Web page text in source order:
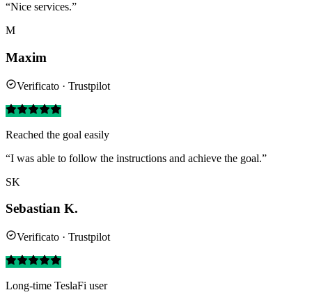
“Nice services.”
M
Maxim
Verificato · Trustpilot
Reached the goal easily
“I was able to follow the instructions and achieve the goal.”
SK
Sebastian K.
Verificato · Trustpilot
Long-time TeslaFi user